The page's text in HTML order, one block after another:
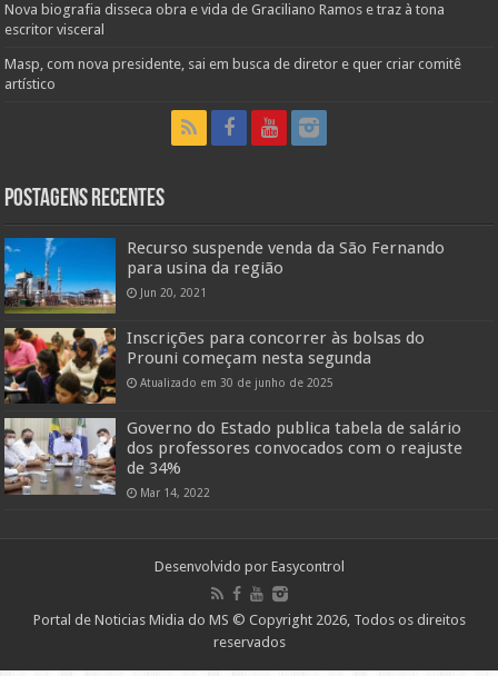
Nova biografia disseca obra e vida de Graciliano Ramos e traz à tona
escritor visceral
Masp, com nova presidente, sai em busca de diretor e quer criar comitê
artístico
Postagens Recentes
Recurso suspende venda da São Fernando
para usina da região
Jun 20, 2021
Inscrições para concorrer às bolsas do
Prouni começam nesta segunda
Atualizado em 30 de junho de 2025
Governo do Estado publica tabela de salário
dos professores convocados com o reajuste
de 34%
Mar 14, 2022
Desenvolvido por Easycontrol
Portal de Noticias Midia do MS © Copyright 2026, Todos os direitos
reservados